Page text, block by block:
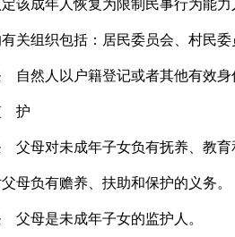
该成年人恢复为限制民事行为能
组织包括：居民委员会、村民委
人以户籍登记或者其他有效身
护
母对未成年子女负有抚养、教育
负有赡养、扶助和保护的义务。
母是未成年子女的监护人。